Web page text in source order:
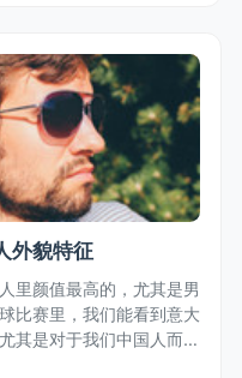
外貌特征
里颜值最高的，尤其是男
比赛里，我们能看到意大
其是对于我们中国人而
人的白皙皮肤，偏深色的